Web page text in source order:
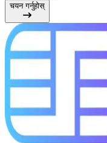
चयन गर्नुहोस्